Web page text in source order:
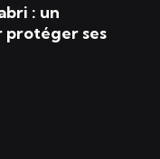
: un
protéger ses